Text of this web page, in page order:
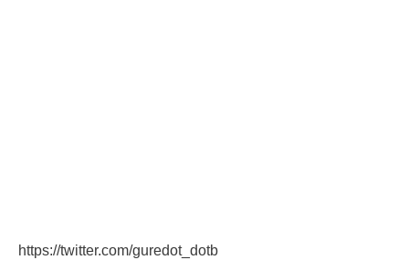
https://twitter.com/guredot_dotb